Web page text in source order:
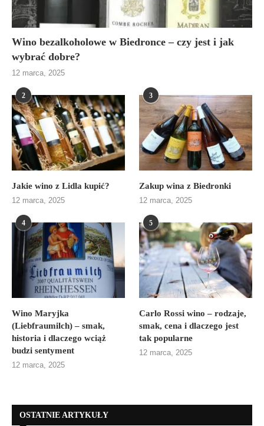
Wino bezalkoholowe w Biedronce – czy jest i jak
wybrać dobre?
12 marca, 2025
2
Jakie wino z Lidla kupić?
12 marca, 2025
3
Zakup wina z Biedronki
12 marca, 2025
4
Wino Maryjka
(Liebfraumilch) – smak,
historia i dlaczego wciąż
budzi sentyment
12 marca, 2025
5
Carlo Rossi wino – rodzaje,
smak, cena i dlaczego jest
tak popularne
12 marca, 2025
OSTATNIE ARTYKUŁY